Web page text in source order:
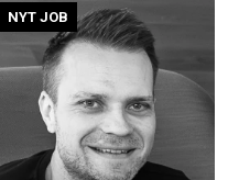
NYT JOB